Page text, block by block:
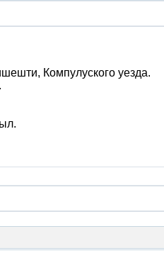
Компулуского уезда.